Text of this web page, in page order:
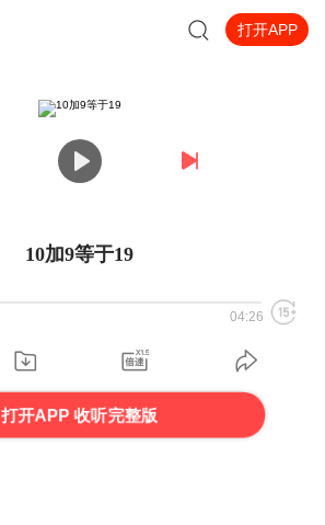
打开APP
10加9等于19
04:26
打开APP 收听完整版